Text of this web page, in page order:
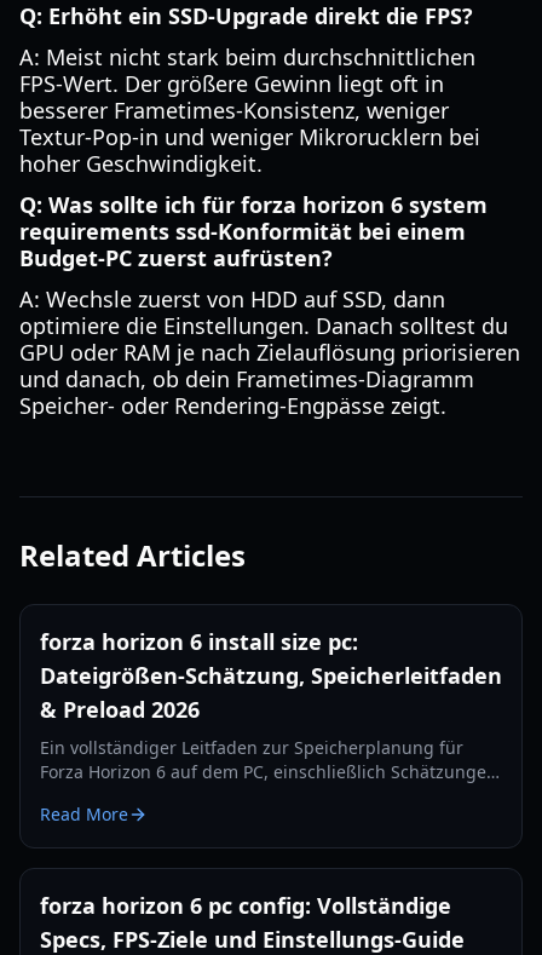
Q: Erhöht ein SSD-Upgrade direkt die FPS?
A: Meist nicht stark beim durchschnittlichen
FPS-Wert. Der größere Gewinn liegt oft in
besserer Frametimes-Konsistenz, weniger
Textur-Pop-in und weniger Mikrorucklern bei
hoher Geschwindigkeit.
Q: Was sollte ich für forza horizon 6 system
requirements ssd-Konformität bei einem
Budget-PC zuerst aufrüsten?
A: Wechsle zuerst von HDD auf SSD, dann
optimiere die Einstellungen. Danach solltest du
GPU oder RAM je nach Zielauflösung priorisieren
und danach, ob dein Frametimes-Diagramm
Speicher- oder Rendering-Engpässe zeigt.
Related Articles
forza horizon 6 install size pc:
Dateigrößen-Schätzung, Speicherleitfaden
& Preload 2026
Ein vollständiger Leitfaden zur Speicherplanung für
Forza Horizon 6 auf dem PC, einschließlich Schätzungen
Empfehlungen und Tipps zum Speichermanagement
nach dem Launch.
Read More
forza horizon 6 pc config: Vollständige
Specs, FPS-Ziele und Einstellungs-Guide